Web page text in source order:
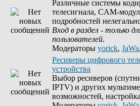
Различные системы
телесигнала, CAM-
подробностей
Вход в раздел - только
пользователей.
Модераторы yorick, JaWa,
Ресиверы цифрового
устройства
Выбор ресиверов
IPTV) и других
возможностей,